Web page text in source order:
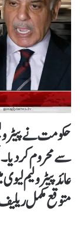
حکومت نے
سے محروم
عائد پیٹرولیم
متوقع مکمل